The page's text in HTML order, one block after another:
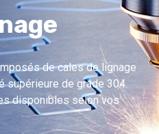
de cales de lignage
supérieure de grade 304.
disponibles selon vos